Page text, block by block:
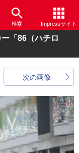
検索 Impressサイト
「86（ハチロ
次の画像